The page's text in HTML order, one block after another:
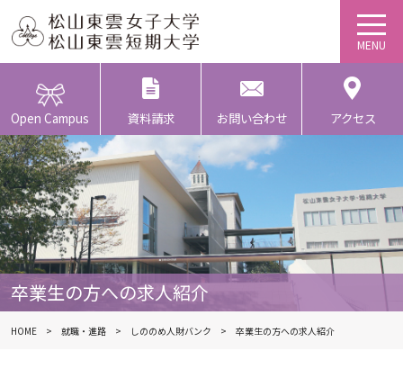
Open Campus 資料請求 お問い合わせ アクセス
卒業生の方への求人紹介
HOME 就職・進路 しののめ人財バンク 卒業生の方への求人紹介